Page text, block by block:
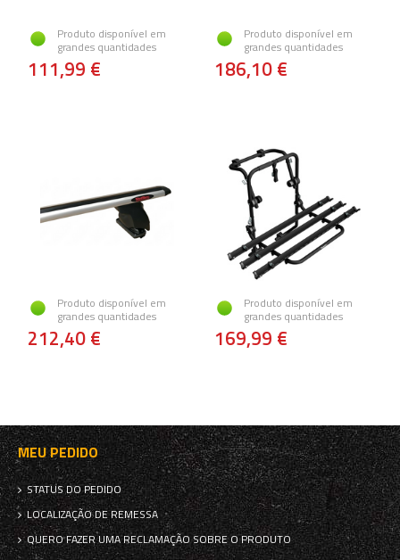
Produto disponível em
grandes quantidades
111,99 €
Produto disponível em
grandes quantidades
186,10 €
Produto disponível em
grandes quantidades
212,40 €
Produto disponível em
grandes quantidades
169,99 €
MEU PEDIDO
STATUS DO PEDIDO
LOCALIZAÇÃO DE REMESSA
QUERO FAZER UMA RECLAMAÇÃO SOBRE O PRODUTO